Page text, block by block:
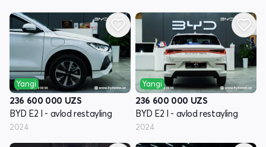
Yangi
236 600 000 UZS
BYD E2 I - avlod restayling
2024
Yangi
236 600 000 UZS
BYD E2 I - avlod restayling
2024